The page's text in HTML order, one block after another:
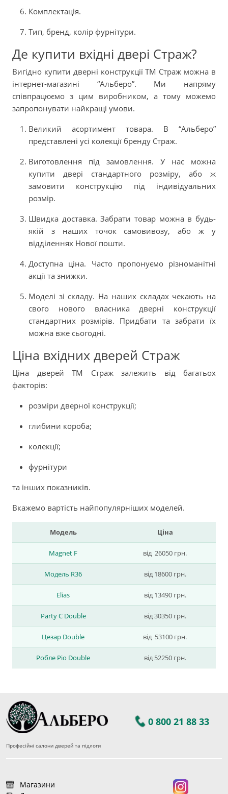
Комплектація.
Тип, бренд, колір фурнітури.
Де купити вхідні двері Страж?
Вигідно купити дверні конструкції ТМ Страж можна в
інтернет-магазині “Альберо”. Ми напряму
співпрацюємо з цим виробником, а тому можемо
запропонувати найкращі умови.
Великий асортимент товара. В “Альберо”
представлені усі колекції бренду Страж.
Виготовлення під замовлення. У нас можна
купити двері стандартного розміру, або ж
замовити конструкцію під індивідуальних
розмір.
Швидка доставка. Забрати товар можна в будь-
якій з наших точок самовивозу, або ж у
відділеннях Нової пошти.
Доступна ціна. Часто пропонуємо різноманітні
акції та знижки.
Моделі зі складу. На наших складах чекають на
свого нового власника дверні конструкції
стандартних розмірів. Придбати та забрати їх
можна вже сьогодні.
Ціна вхідних дверей Страж
Ціна дверей ТМ Страж залежить від багатьох
факторів:
розміри дверної конструкції;
глибини короба;
колекції;
фурнітури
та інших показників.
Вкажемо вартість найпопулярніших моделей.
Модель Ціна
Magnet F від 26050 грн.
Модель R36 від 18600 грн.
Elias від 13490 грн.
Party С Double від 30350 грн.
Цезар Double від 53100 грн.
Робле Ріо Double від 52250 грн.
0 800 21 88 33
Професійні салони дверей та підлоги
Магазини